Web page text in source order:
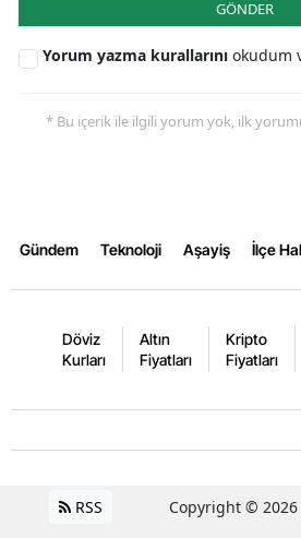
GÖNDER
Yorum yazma kurallarını okudum
* Bu içerik ile ilgili yorum yok, ilk
Gündem Teknoloji Aşayiş İlçe
Döviz
Kurları
Altın
Fiyatları
Kripto
Fiyatları
RSS Copyright © 2026